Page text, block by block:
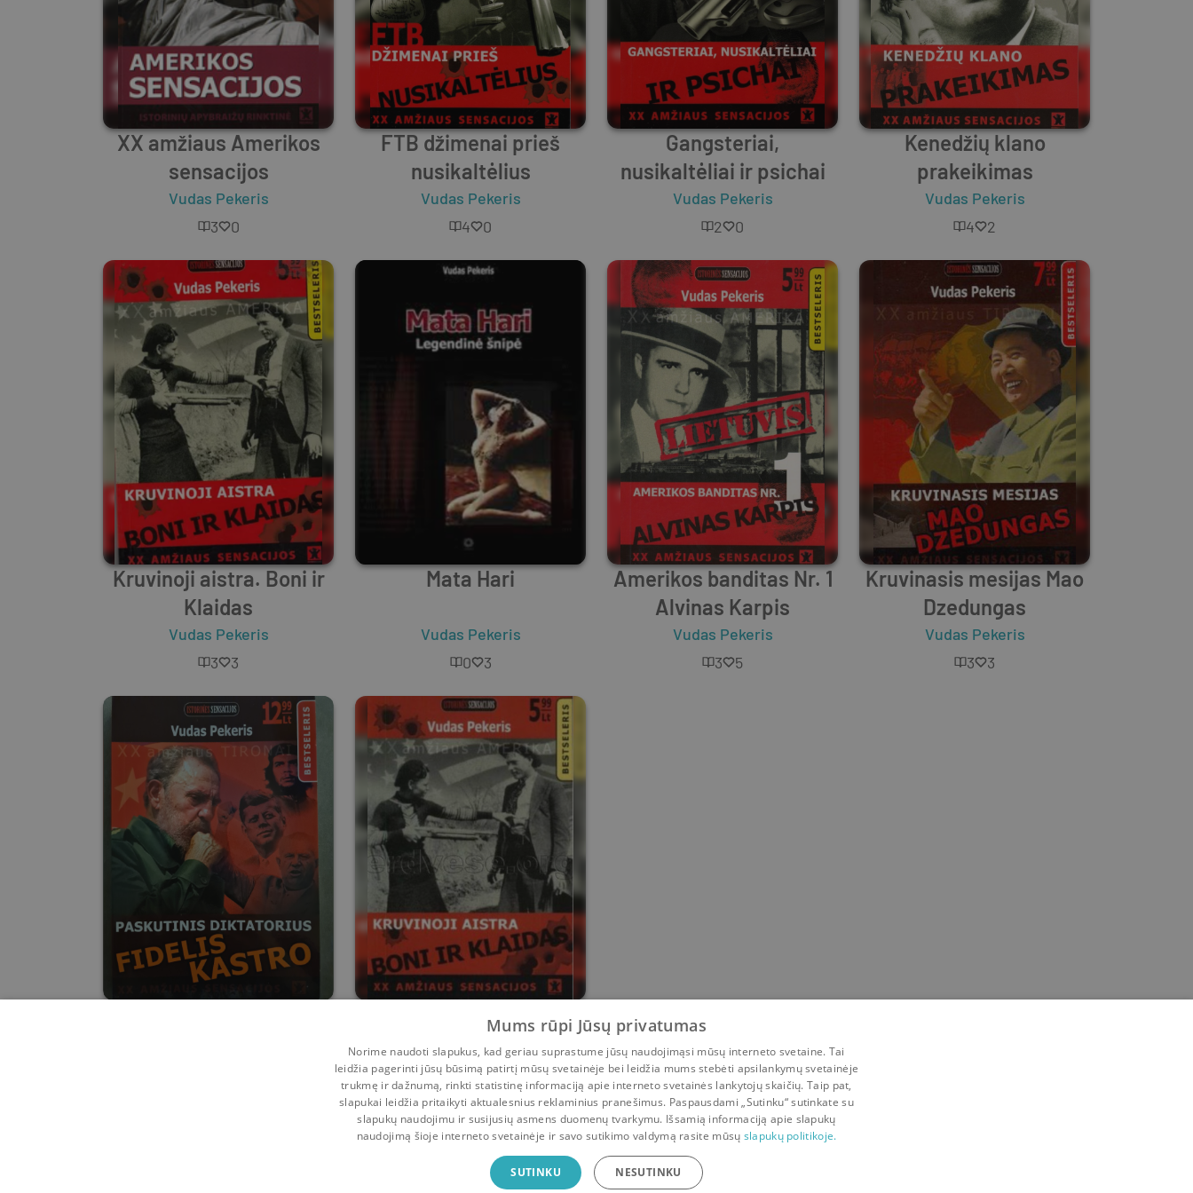
XX amžiaus Amerikos
sensacijos
Vudas Pekeris
3
0
FTB džimenai prieš
nusikaltėlius
Vudas Pekeris
4
0
Gangsteriai,
nusikaltėliai ir psichai
Vudas Pekeris
2
0
Kenedžių klano
prakeikimas
Vudas Pekeris
4
2
Kruvinoji aistra. Boni ir
Klaidas
Vudas Pekeris
3
3
Mata Hari
Vudas Pekeris
0
3
Amerikos banditas Nr. 1
Alvinas Karpis
Vudas Pekeris
3
5
Kruvinasis mesijas Mao
Dzedungas
Vudas Pekeris
3
3
Kruvinoji aistra. Boni ir
Klaidas
Vudas Pekeris
6
0
Mums rūpi Jūsų privatumas
Norime naudoti slapukus, kad geriau suprastume jūsų naudojimąsi mūsų interneto svetaine. Tai
leidžia pagerinti jūsų būsimą patirtį mūsų svetainėje bei leidžia mums stebėti apsilankymų svetainėje
trukmę ir dažnumą, rinkti statistinę informaciją apie interneto svetainės lankytojų skaičių. Taip pat,
slapukai leidžia pritaikyti aktualesnius reklaminius pranešimus. Paspausdami „Sutinku“ sutinkate su
slapukų naudojimu ir susijusių asmens duomenų tvarkymu. Išsamią informaciją apie slapukų
naudojimą šioje interneto svetainėje ir savo sutikimo valdymą rasite mūsų slapukų politikoje.
SUTINKU NESUTINKU